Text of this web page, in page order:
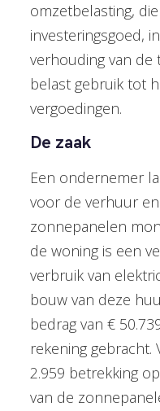
omzetbelasting,
investeringsgoed,
verhouding van de
belast gebruik tot
vergoedingen.
De zaak
Een ondernemer
voor de verhuur
zonnepanelen
de woning is een
verbruik van
bouw van deze
bedrag van €
rekening gebracht.
2.959 betrekking
van de